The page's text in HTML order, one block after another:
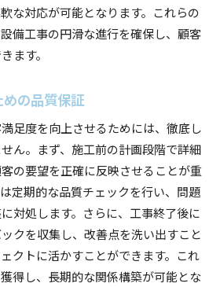
な対応が可能となります。これらの
備工事の円滑な進行を確保し、顧客
ます。
の品質保証
足度を向上させるためには、徹底し
ん。まず、施工前の計画段階で詳細
の要望を正確に反映させることが重
定期的な品質チェックを行い、問題
対処します。さらに、工事終了後に
クを収集し、改善点を洗い出すこと
クトに活かすことができます。これ
得し、長期的な関係構築が可能とな